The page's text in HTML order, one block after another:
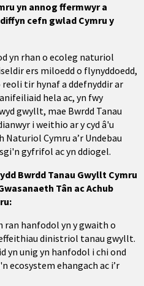
yn annog ffermwyr a
cefn gwlad Cymru y
yn rhan o ecoleg naturiol
ers miloedd o flynyddoedd,
tir hynaf a ddefnyddir ar
hela ac, yn fwy
gwyllt, mae Bwrdd Tanau
i weithio ar y cyd â'u
Cymru a’r Undebau
gyfrifol ac yn ddiogel.
Bwrdd Tanau Gwyllt Cymru
Tân ac Achub
ran hanfodol yn y gwaith o
dinistriol tanau gwyllt.
yn unig yn hanfodol i chi ond
ecosystem ehangach ac i’r